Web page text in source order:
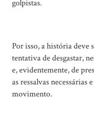
golpistas.
Por isso, a história deve
tentativa de desgastar,
e, evidentemente, de
as ressalvas necessárias
movimento.